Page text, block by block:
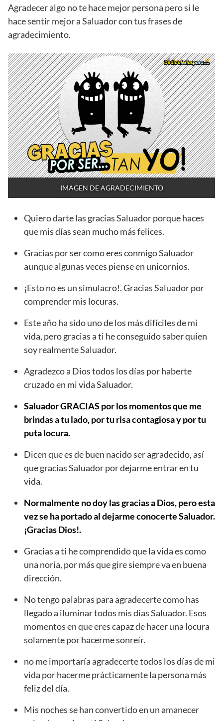
Agradecer algo no te hace mejor persona pero si le
hace sentir mejor a Saluador con tus frases de
agradecimiento.
IMAGEN DE AGRADECIMIENTO
Quiero darte las gracias Saluador porque haces
que mis días sean mucho más felices.
Gracias por ser como eres conmigo Saluador
aunque algunas veces piense en unicornios.
¡Esto no es un simulacro!. Gracias Saluador por
comprender mis locuras.
Este año ha sido uno de los más difíciles de mi
vida, pero gracias a ti he conseguido saber quien
soy realmente Saluador.
Agradezco a Dios todos los días por haberte
cruzado en mi vida Saluador.
Saluador GRACIAS por los momentos que me
brindas a tu lado, por tu risa contagiosa y por tu
puta locura.
Dicen que es de buen nacido ser agradecido, así
que gracias Saluador por dejarme entrar en tu
vida.
Normalmente no doy las gracias a Dios, pero esta
vez se ha portado al dejarme conocerte Saluador.
¡Gracias Dios!.
Gracias a ti he comprendido que la vida es como
una noria, por más que gire siempre va en buena
dirección.
No tengo palabras para agradecerte como has
llegado a iluminar todos mis días Saluador. Esos
momentos en que eres capaz de hacer una locura
solamente por hacerme sonreír.
no me importaría agradecerte todos los días de mi
vida por hacerme prácticamente la persona más
feliz del día.
Mis noches se han convertido en un amanecer